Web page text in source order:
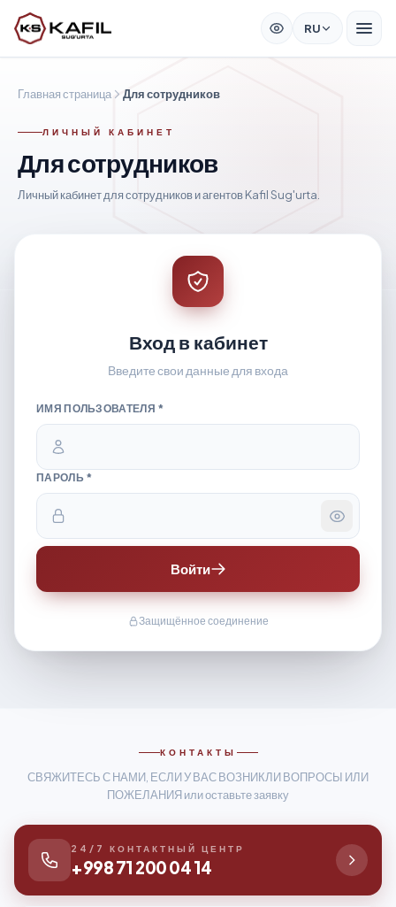
RU
Главная страница Для сотрудников
ЛИЧНЫЙ КАБИНЕТ
Для сотрудников
Личный кабинет для сотрудников и агентов Kafil Sug'urta.
Вход в кабинет
Введите свои данные для входа
ИМЯ ПОЛЬЗОВАТЕЛЯ *
ПАРОЛЬ *
Войти
Защищённое соединение
КОНТАКТЫ
СВЯЖИТЕСЬ С НАМИ, ЕСЛИ У ВАС ВОЗНИКЛИ ВОПРОСЫ ИЛИ
ПОЖЕЛАНИЯ или оставьте заявку
24/7 КОНТАКТНЫЙ ЦЕНТР
+998 71 200 04 14